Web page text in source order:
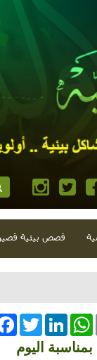
قصص بيئية
TwitterLinkedInWhatsApp
اليوم